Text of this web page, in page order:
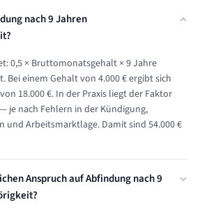
nach 9 Jahren
0,5 × Bruttomonatsgehalt × 9 Jahre
Bei einem Gehalt von 4.000 € ergibt sich
18.000 €. In der Praxis liegt der Faktor
je nach Fehlern in der Kündigung,
und Arbeitsmarktlage. Damit sind 54.000 €
Anspruch auf Abfindung nach 9